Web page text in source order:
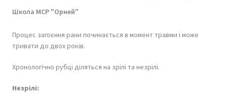
Школа МСР "Орней"
Процес загоєння рани починається в момент травми і може
тривати до двох років.
Хронологічно рубці діляться на зрілі та незрілі.
Незрілі: